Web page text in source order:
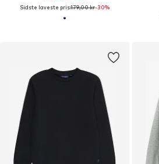
Sidste laveste pris:179,00 kr-30%